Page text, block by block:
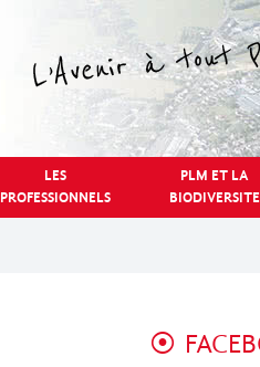
LES
PROFESSIONNELS
PLM ET LA
BIODIVERSITE